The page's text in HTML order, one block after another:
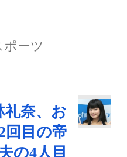
ポーツ
礼奈、お
回目の帝
の4人目